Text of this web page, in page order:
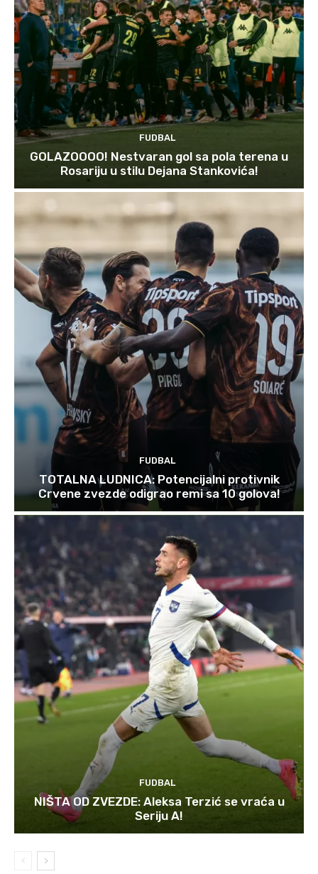
FUDBAL
GOLAZOOOO! Nestvaran gol sa pola terena u
Rosariju u stilu Dejana Stankovića!
FUDBAL
TOTALNA LUDNICA: Potencijalni protivnik
Crvene zvezde odigrao remi sa 10 golova!
FUDBAL
NIŠTA OD ZVEZDE: Aleksa Terzić se vraća u
Seriju A!